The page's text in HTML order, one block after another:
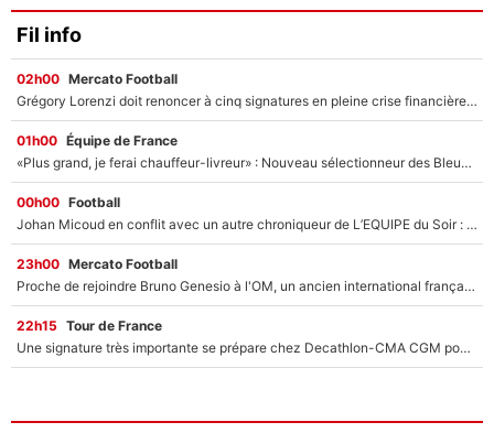
Fil info
02h00 Mercato Football
Grégory Lorenzi doit renoncer à cinq signatures en pleine crise financière : L’IA propose sept noms à l’OM pour un mercato réussi... à seulement 5M€ !
01h00 Équipe de France
«Plus grand, je ferai chauffeur-livreur» : Nouveau sélectionneur des Bleus, Zinédine Zidane s’était imaginé un avenir très différent lorsqu'il était enfant
00h00 Football
Johan Micoud en conflit avec un autre chroniqueur de L’EQUIPE du Soir : «Pendant un moment, je ne les ai pas remis ensemble dans l'émission»
23h00 Mercato Football
Proche de rejoindre Bruno Genesio à l'OM, un ancien international français va finalement débarquer... sur RMC !
22h15 Tour de France
Une signature très importante se prépare chez Decathlon-CMA CGM pour aider Paul Seixas à gagner le Tour de France 2027